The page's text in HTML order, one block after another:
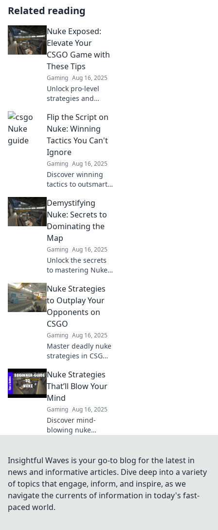
Related reading
Nuke Exposed:
Elevate Your
CSGO Game with
These Tips
Gaming Aug 16, 2025
Unlock pro-level
strategies and
CSGO! Discover
essential tips to
elevate your
gameplay and
outsmart your
rivals.
Flip the Script on
Nuke: Winning
Tactics You Can't
Ignore
Gaming Aug 16, 2025
Discover winning
tactics to outsmart
your gameplay.
Don't miss these
game-changing
strategies!
Demystifying
Nuke: Secrets to
Dominating the
Map
Gaming Aug 16, 2025
Unlock the secrets
to mastering Nuke!
and tricks to
dominate the map
and elevate your
gameplay today!
Nuke Strategies
to Outplay Your
Opponents on
CSGO
Gaming Aug 16, 2025
Master deadly nuke
strategies in CSGO
opponents!
Discover tips to
dominate and
elevate your
gameplay like a pro!
Nuke Strategies
That’ll Blow Your
Mind
Gaming Aug 16, 2025
Discover mind-
blowing nuke
Uncover secrets
and tactics to
dominate like never
before!
Insightful Waves is your go-to blog for the latest in
news and informative articles. Dive deep into a variety
of topics that engage, inform, and inspire, as we
navigate the currents of information in today's fast-
paced world.